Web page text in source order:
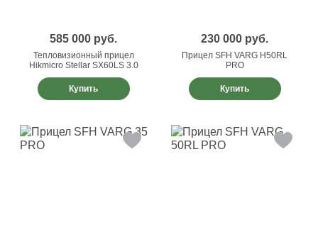
585 000 руб.
Тепловизионный прицел
Hikmicro Stellar SX60LS 3.0
Купить
230 000 руб.
Прицел SFH VARG H50RL
PRO
Купить